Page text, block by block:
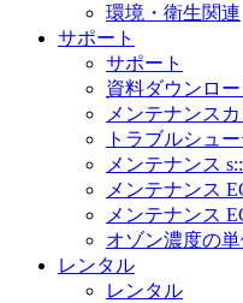
環境・衛生関連
サポート
サポート
資料ダウンロー
メンテナンス
トラブルシュ
メンテナンス
メンテナンス
メンテナンス
オゾン濃度の
レンタル
レンタル